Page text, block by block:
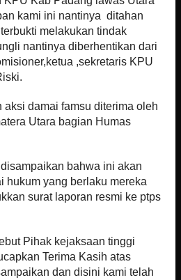
kami ini nantinya ditahan
melakukan tindak
nantinya diberhentikan dari
,sekretaris KPU
damai famsu diterima oleh
Utara bagian Humas
bahwa ini akan
hukum yang berlaku mereka
surat laporan resmi ke ptps
Pihak kejaksaan tinggi
Terima Kasih atas
dan disini kami telah